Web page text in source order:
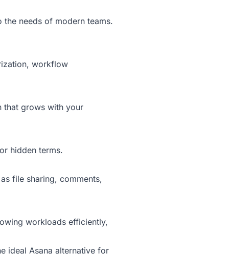
the needs of modern teams.
workflow
that grows with your
hidden terms.
file sharing, comments,
workloads efficiently,
ideal Asana alternative for